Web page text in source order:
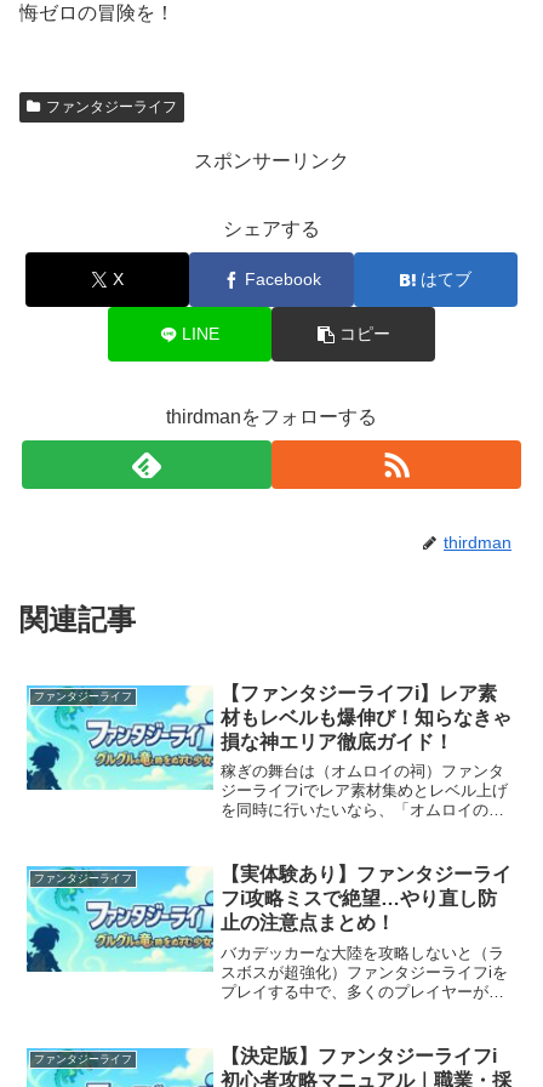
悔ゼロの冒険を！
ファンタジーライフ
スポンサーリンク
シェアする
X Facebook はてブ
LINE コピー
thirdmanをフォローする
thirdman
関連記事
ファンタジーライフ
【ファンタジーライフi】レア素
材もレベルも爆伸び！知らなきゃ
損な神エリア徹底ガイド！
稼ぎの舞台は（オムロイの祠）ファンタ
ジーライフiでレア素材集めとレベル上げ
を同時に行いたいなら、「オムロイの
エリアで、試練形式の伐採バトルを何度
も繰り返すことで、レア素材...
ファンタジーライフ
【実体験あり】ファンタジーライ
フi攻略ミスで絶望…やり直し防
止の注意点まとめ！
バカデッカーな大陸を攻略しないと（ラ
スボスが超強化）ファンタジーライフiを
プレイする中で、多くのプレイヤーが見
リアせずにラスボス戦へ突入すると、ラ
スボスが超強化された状...
ファンタジーライフ
【決定版】ファンタジーライフi
初心者攻略マニュアル｜職業・採